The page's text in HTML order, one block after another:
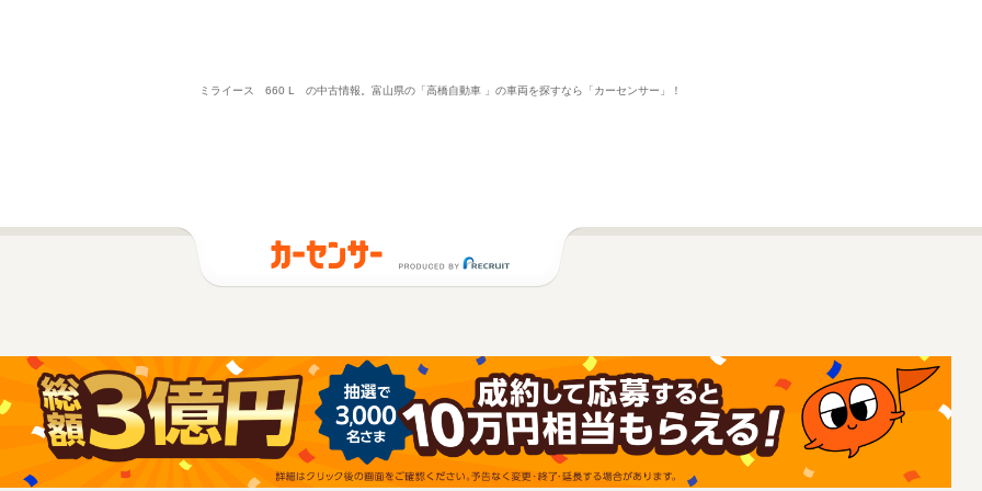
ミライース 660 L の中古情報。富山県の「高橋自動車 」の車両を探すなら「カーセンサー」！